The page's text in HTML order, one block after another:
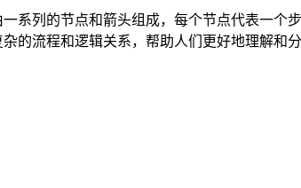
系列的节点和箭头组成，每个节点代表一个